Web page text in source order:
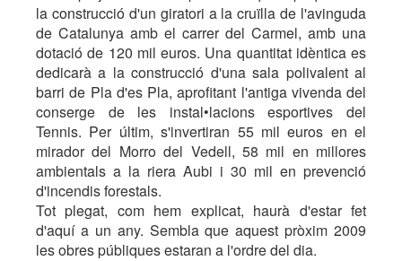
la construcció d'un giratori a la cruïlla de l'avinguda
de Catalunya amb el carrer del Carmel, amb una
dotació de 120 mil euros. Una quantitat idèntica es
dedicarà a la construcció d'una sala polivalent al
barri de Pla d'es Pla, aprofitant l'antiga vivenda del
conserge de les instal•lacions esportives del
Tennis. Per últim, s'invertiran 55 mil euros en el
mirador del Morro del Vedell, 58 mil en millores
ambientals a la riera Aubi i 30 mil en prevenció
d'incendis forestals.
Tot plegat, com hem explicat, haurà d'estar fet
d'aquí a un any. Sembla que aquest pròxim 2009
les obres públiques estaran a l'ordre del dia.